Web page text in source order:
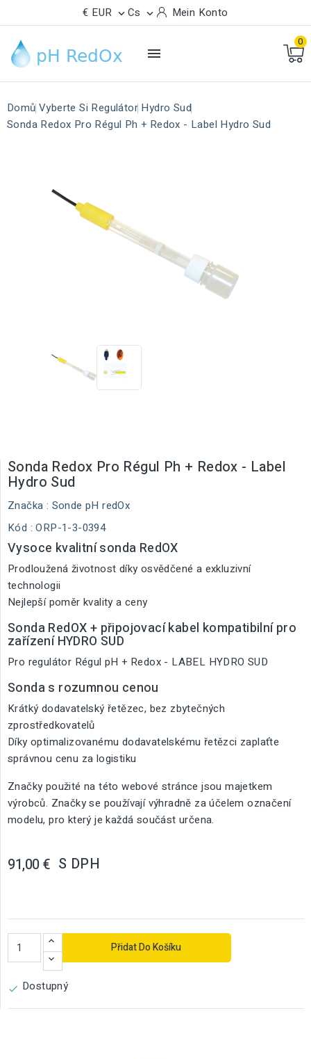
€ EUR  Cs  Mein Konto

0
Domů Vyberte Si Regulátor Hydro Sud
Sonda Redox Pro Régul Ph + Redox - Label Hydro Sud
Sonda Redox Pro Régul Ph + Redox - Label
Hydro Sud
Značka : Sonde pH redOx
Kód : ORP-1-3-0394
Vysoce kvalitní sonda RedOX
Prodloužená životnost díky osvědčené a exkluzivní
technologii
Nejlepší poměr kvality a ceny
Sonda RedOX + připojovací kabel kompatibilní pro
zařízení HYDRO SUD
Pro regulátor Régul pH + Redox - LABEL HYDRO SUD
Sonda s rozumnou cenou
Krátký dodavatelský řetězec, bez zbytečných
zprostředkovatelů
Díky optimalizovanému dodavatelskému řetězci zaplaťte
správnou cenu za logistiku
Značky použité na této webové stránce jsou majetkem
výrobců. Značky se používají výhradně za účelem označení
modelu, pro který je každá součást určena.
91,00 € S DPH
Přidat Do Košíku
 Dostupný